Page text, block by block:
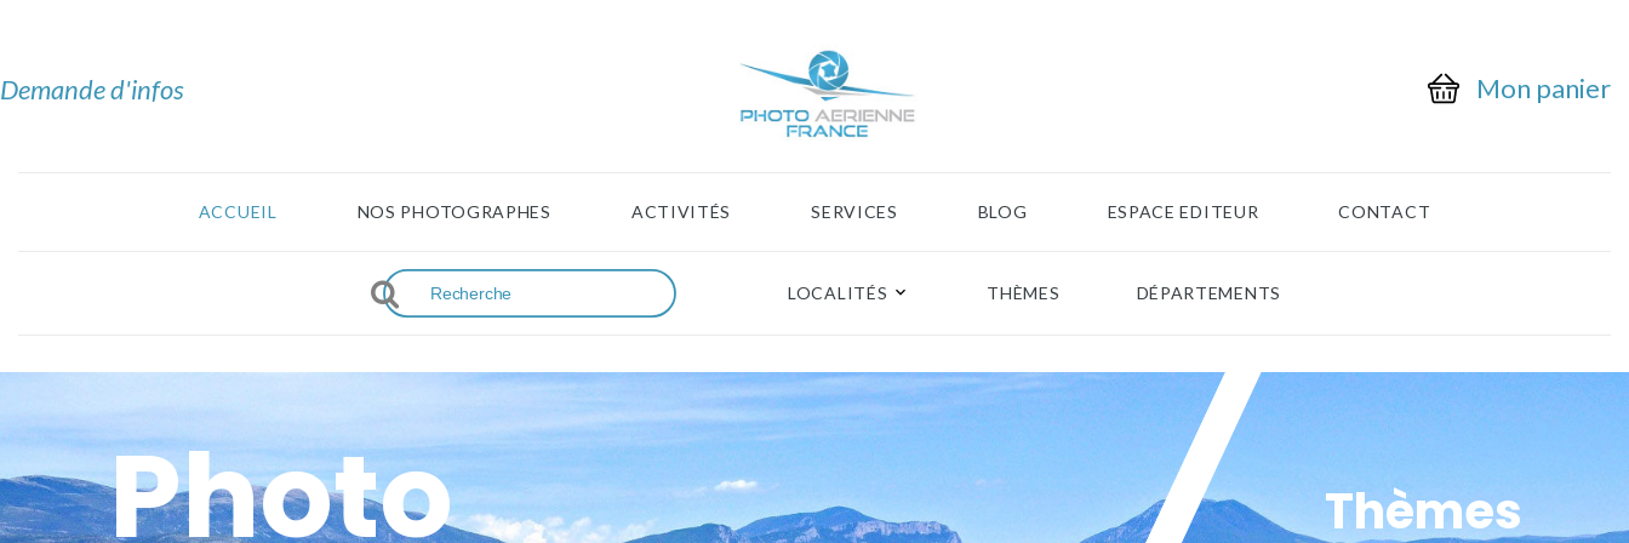
Demande d'infos Mon panier
ACCUEIL NOS PHOTOGRAPHES ACTIVITÉS SERVICES BLOG ESPACE EDITEUR CONTACT
LOCALITÉS THÈMES DÉPARTEMENTS
Photo Thèmes